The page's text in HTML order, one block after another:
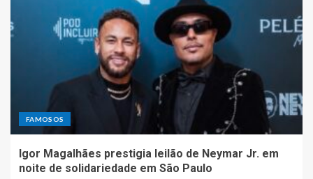
FAMOSOS
Igor Magalhães prestigia leilão de Neymar Jr. em
noite de solidariedade em São Paulo